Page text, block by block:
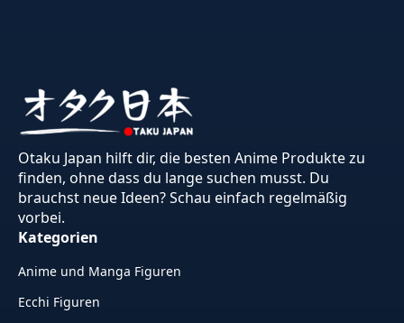
Otaku Japan hilft dir, die besten Anime Produkte zu
finden, ohne dass du lange suchen musst. Du
brauchst neue Ideen? Schau einfach regelmäßig
vorbei.
Kategorien
Anime und Manga Figuren
Ecchi Figuren